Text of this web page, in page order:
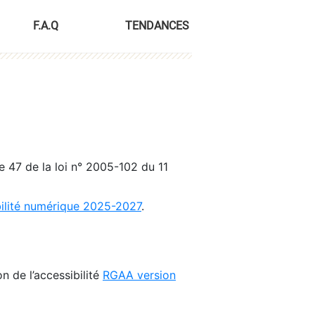
F.A.Q TENDANCES
47 de la loi n° 2005-102 du 11
numérique 2025-2027.
de l’accessibilité RGAA version